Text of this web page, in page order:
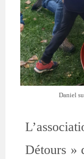
Daniel
Détours »